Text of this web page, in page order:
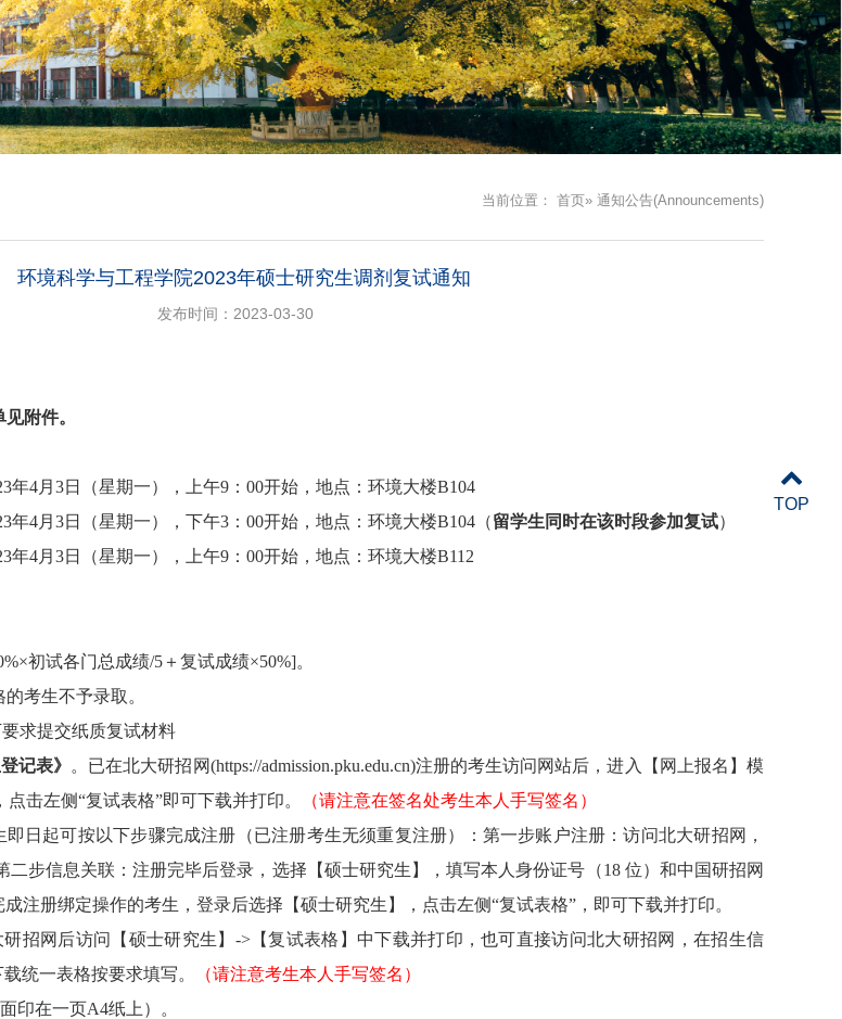
当前位置： 首页» 通知公告(Announcements)
环境科学与工程学院2023年硕士研究生调剂复试通知
发布时间：2023-03-30
附件。
年4月 3日（星期一），上午9： 00开始， 地点：环境大楼B104
年4月 3日（星期一）， 下午3：00开始， 地点：环境大楼B104（留学生同时在该时段参加复试）
年4月 3日（星期一），上午9：00开始，地点：环境大楼B112
初试各门总成绩/5＋复试成绩×50%]。
的考生不予录取。
要求提交纸质复试材料
记表》 。已在北大研招网(https://admission.pku.edu.cn)注册的考生访问网站后，进入【网上报名】模
击左侧“复试表格”即可下载并打印。
（请注意在签名处考生本人手写签名）
日起可按以下步骤完成注册（已注册考生无须重复注册）：第一步账户注册：访问北大研招网，
二步信息关联：注册完毕后登录，选择【硕士研究生】，填写本人身份证号（18 位）和中国研招网
注册绑定操作的考生，登录后选择【硕士研究生】，点击左侧“复试表格”，即可下载并打印。
招网后访问【硕士研究生】 ->【复试表格】中下载并打印，也可直接访问北大研招网，在招生信
统一表格按要求填写。
（请注意考生本人手写签名）
印在一页A4纸上）。
TOP